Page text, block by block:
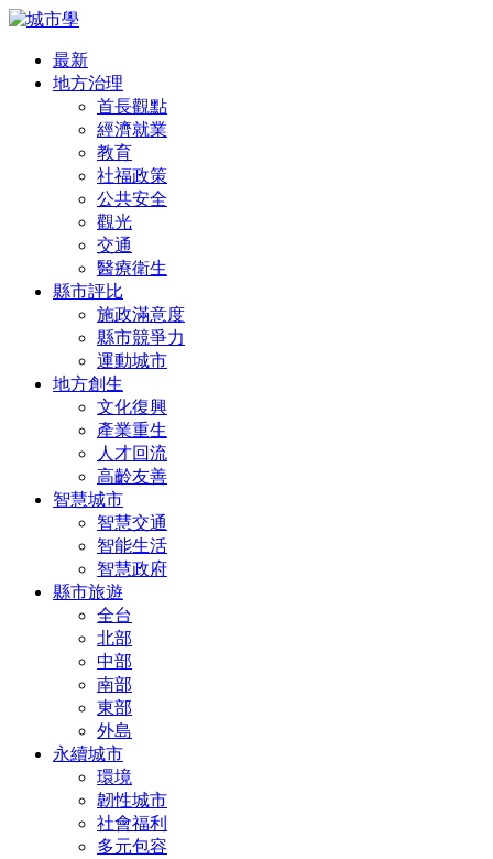
最新
地方治理
首長觀點
經濟就業
教育
社福政策
公共安全
觀光
交通
醫療衛生
縣市評比
施政滿意度
縣市競爭力
運動城市
地方創生
文化復興
產業重生
人才回流
高齡友善
智慧城市
智慧交通
智能生活
智慧政府
縣市旅遊
全台
北部
中部
南部
東部
外島
永續城市
環境
韌性城市
社會福利
多元包容